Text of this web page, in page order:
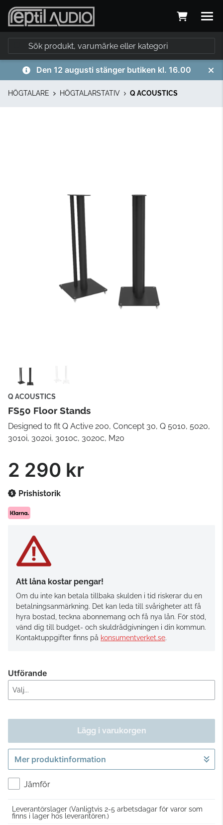
Den 12 augusti stänger butiken kl. 16.00
HÖGTALARE HÖGTALARSTATIV Q ACOUSTICS
Q ACOUSTICS
FS50 Floor Stands
Designed to fit Q Active 200, Concept 30, Q 5010, 5020,
3010i, 3020i, 3010c, 3020c, M20
2 290 kr
Prishistorik
Att låna kostar pengar!
Om du inte kan betala tillbaka skulden i tid riskerar du en
betalningsanmärkning. Det kan leda till svårigheter att få
hyra bostad, teckna abonnemang och få nya lån. För stöd,
vänd dig till budget- och skuldrådgivningen i din kommun.
Kontaktuppgifter finns på konsumentverket.se.
Utförande
Lägg i varukorgen
Gå till kassan
Mer produktinformation
Jämför
Leverantörslager (Vanligtvis 2-5 arbetsdagar för varor som
finns i lager hos leverantören.)